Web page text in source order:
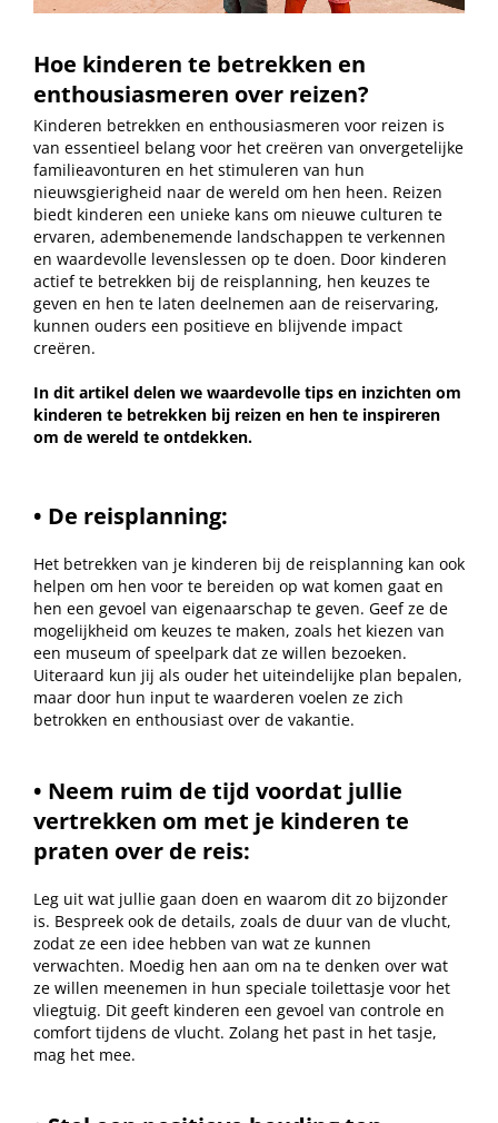
Hoe kinderen te betrekken en
enthousiasmeren over reizen?
Kinderen betrekken en enthousiasmeren voor reizen is
van essentieel belang voor het creëren van onvergetelijke
familieavonturen en het stimuleren van hun
nieuwsgierigheid naar de wereld om hen heen. Reizen
biedt kinderen een unieke kans om nieuwe culturen te
ervaren, adembenemende landschappen te verkennen
en waardevolle levenslessen op te doen. Door kinderen
actief te betrekken bij de reisplanning, hen keuzes te
geven en hen te laten deelnemen aan de reiservaring,
kunnen ouders een positieve en blijvende impact
creëren.
In dit artikel delen we waardevolle tips en inzichten om
kinderen te betrekken bij reizen en hen te inspireren
om de wereld te ontdekken.
• De reisplanning:
Het betrekken van je kinderen bij de reisplanning kan ook
helpen om hen voor te bereiden op wat komen gaat en
hen een gevoel van eigenaarschap te geven. Geef ze de
mogelijkheid om keuzes te maken, zoals het kiezen van
een museum of speelpark dat ze willen bezoeken.
Uiteraard kun jij als ouder het uiteindelijke plan bepalen,
maar door hun input te waarderen voelen ze zich
betrokken en enthousiast over de vakantie.
• Neem ruim de tijd voordat jullie
vertrekken om met je kinderen te
praten over de reis:
Leg uit wat jullie gaan doen en waarom dit zo bijzonder
is. Bespreek ook de details, zoals de duur van de vlucht,
zodat ze een idee hebben van wat ze kunnen
verwachten. Moedig hen aan om na te denken over wat
ze willen meenemen in hun speciale toilettasje voor het
vliegtuig. Dit geeft kinderen een gevoel van controle en
comfort tijdens de vlucht. Zolang het past in het tasje,
mag het mee.